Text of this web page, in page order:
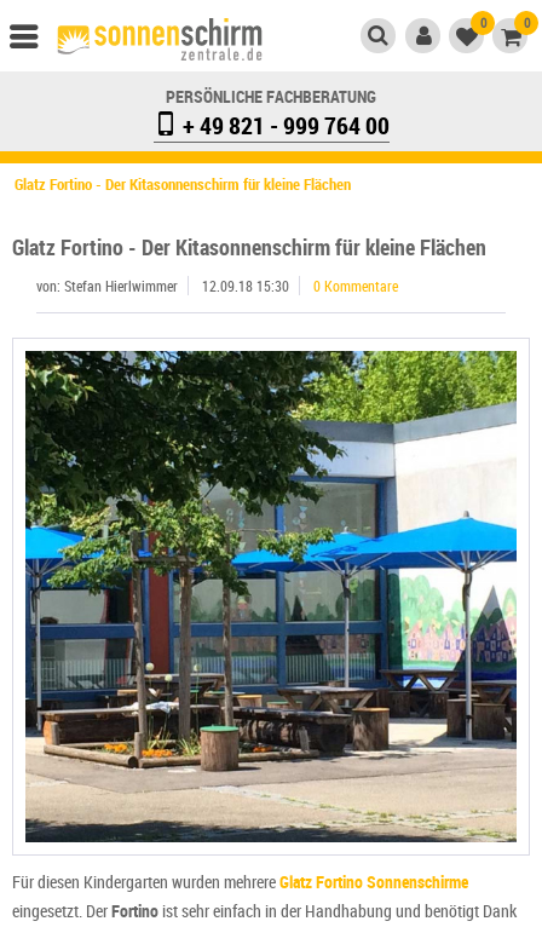
0 0
PERSÖNLICHE FACHBERATUNG
+ 49 821 - 999 764 00
Glatz Fortino - Der Kitasonnenschirm für kleine Flächen
Glatz Fortino - Der Kitasonnenschirm für kleine Flächen
von: Stefan Hierlwimmer 12.09.18 15:30 0 Kommentare
Für diesen Kindergarten wurden mehrereGlatz Fortino Sonnenschirme
eingesetzt. DerFortino ist sehr einfach in der Handhabung und benötigt Dank